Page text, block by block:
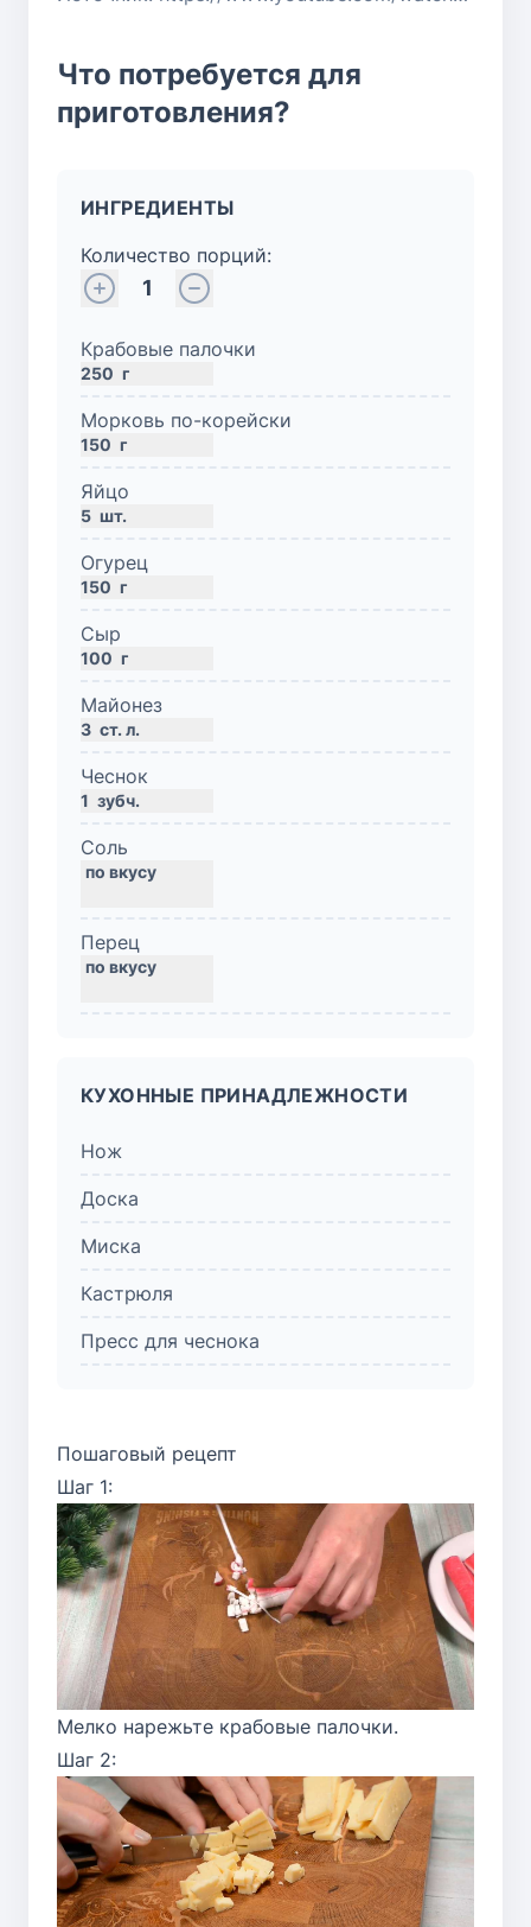
Что потребуется для
приготовления?
ИНГРЕДИЕНТЫ
Количество порций:
1
Крабовые палочки
250 г
Морковь по-корейски
150 г
Яйцо
5 шт.
Огурец
150 г
Сыр
100 г
Майонез
3 ст. л.
Чеснок
1 зубч.
Соль
Перец
КУХОННЫЕ ПРИНАДЛЕЖНОСТИ
Нож
Доска
Миска
Кастрюля
Пресс для чеснока
Пошаговый рецепт
Шаг 1:
Мелко нарежьте крабовые палочки.
Шаг 2: